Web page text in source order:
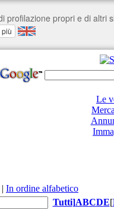
Le
| In ordine alfabetico
Tutti]ABCDE[